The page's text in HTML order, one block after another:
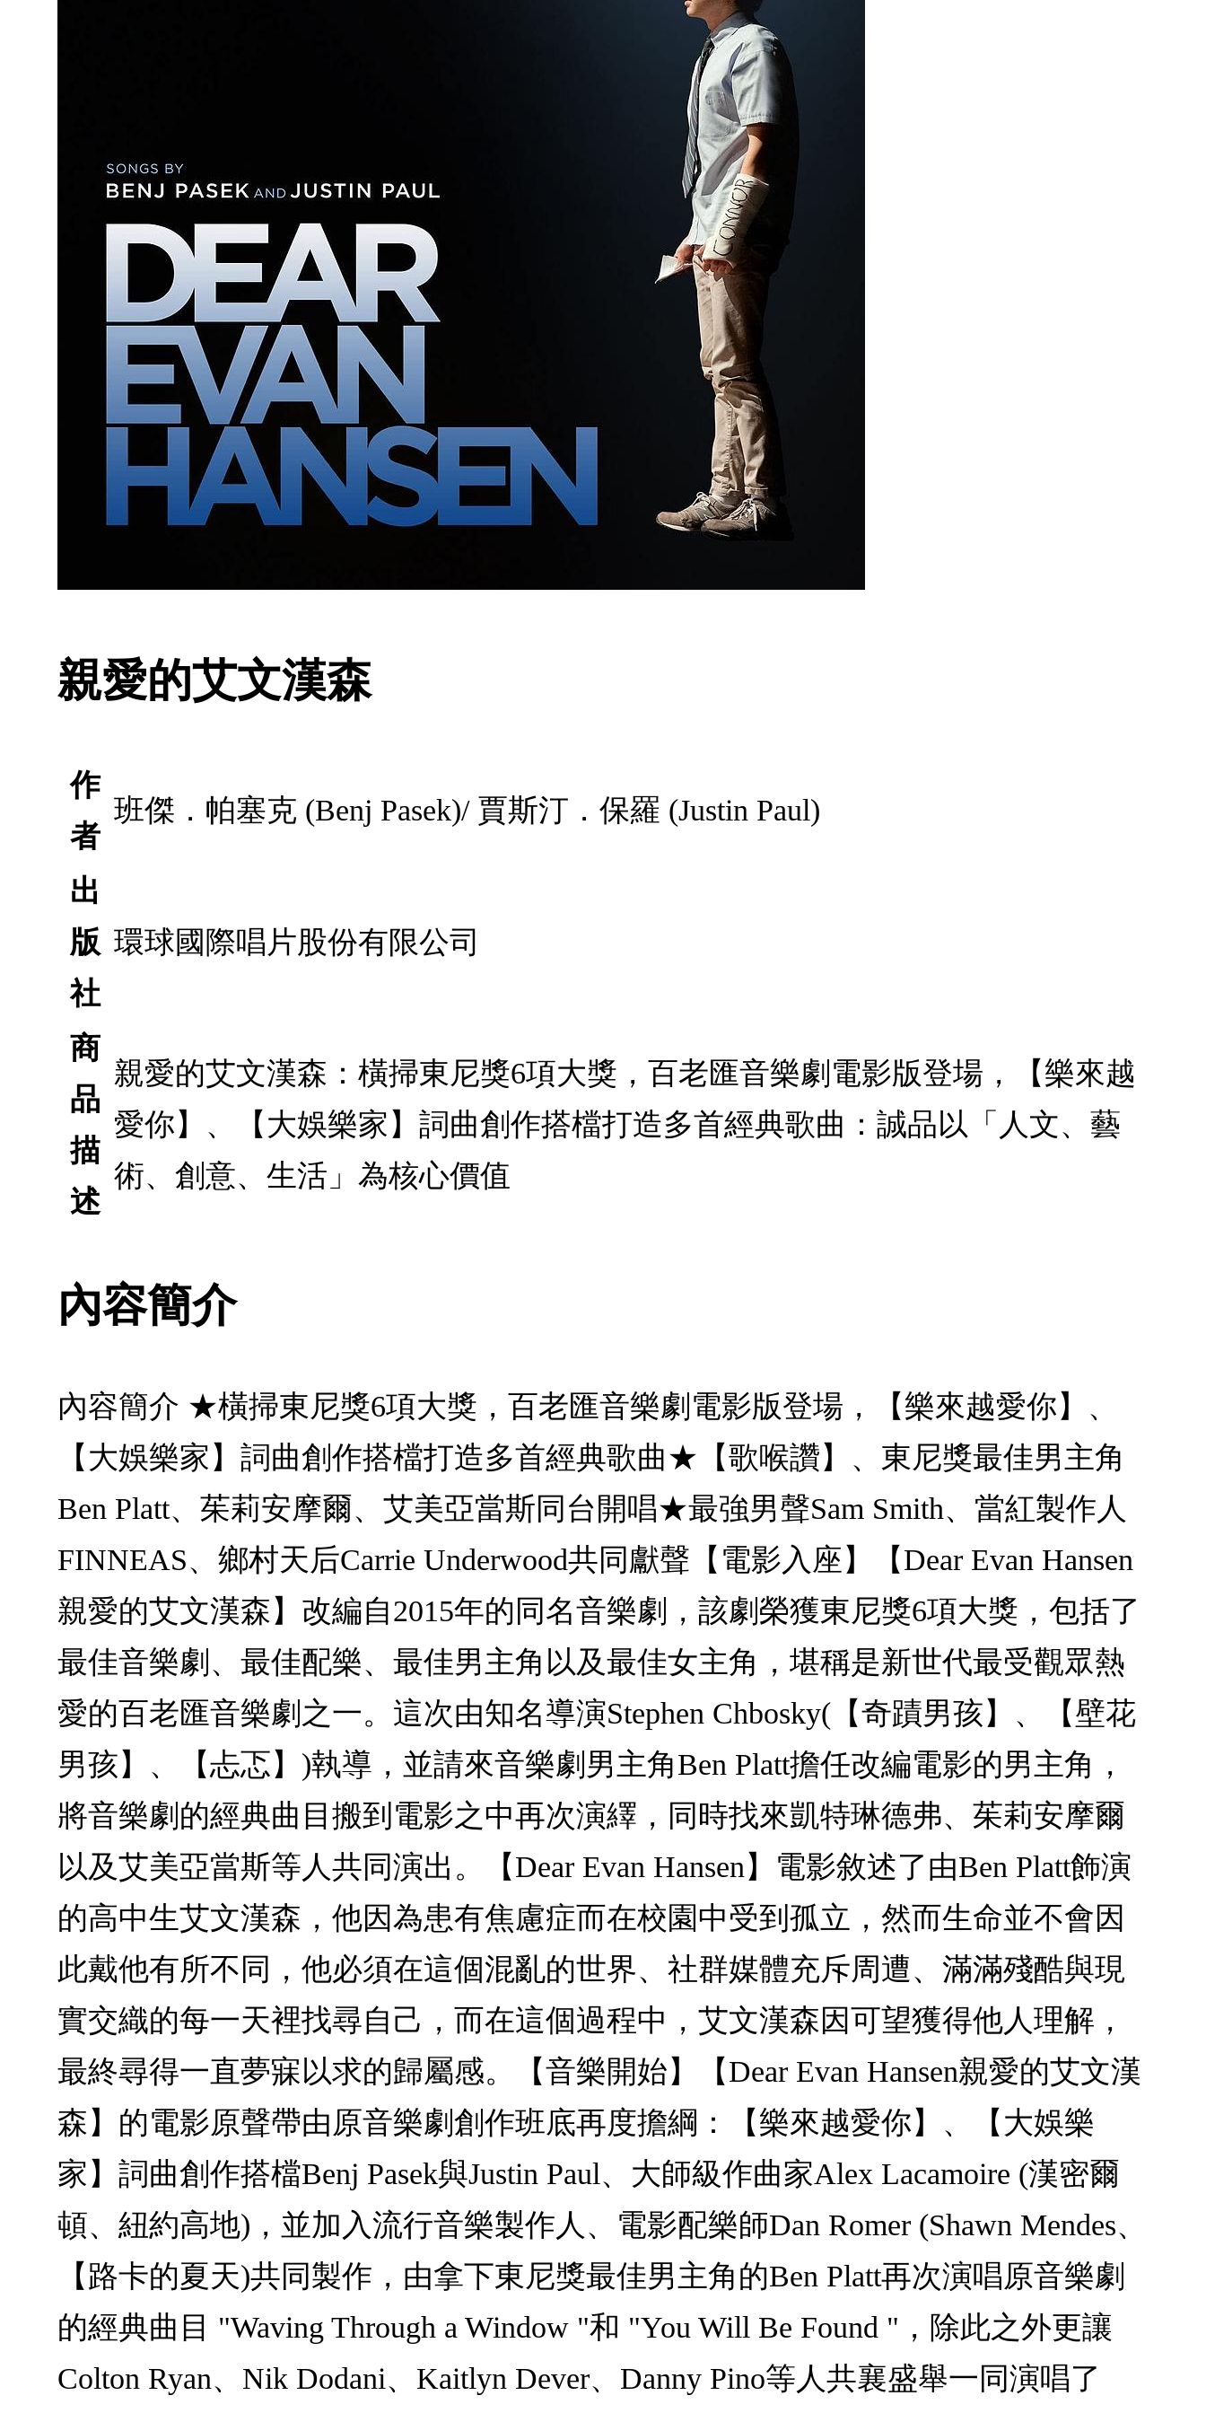
親愛的艾文漢森
作
者
班傑．帕塞克 (Benj Pasek)/ 賈斯汀．保羅 (Justin Paul)
出
版
社
環球國際唱片股份有限公司
商
品
描
述
親愛的艾文漢森：橫掃東尼獎6項大獎，百老匯音樂劇電影版登場，【樂來越
愛你】、【大娛樂家】詞曲創作搭檔打造多首經典歌曲：誠品以「人文、藝
術、創意、生活」為核心價值
內容簡介
內容簡介 ★橫掃東尼獎6項大獎，百老匯音樂劇電影版登場，【樂來越愛你】、
【大娛樂家】詞曲創作搭檔打造多首經典歌曲★【歌喉讚】、東尼獎最佳男主角
Ben Platt、茱莉安摩爾、艾美亞當斯同台開唱★最強男聲Sam Smith、當紅製作人
FINNEAS、鄉村天后Carrie Underwood共同獻聲【電影入座】【Dear Evan Hansen
親愛的艾文漢森】改編自2015年的同名音樂劇，該劇榮獲東尼獎6項大獎，包括了
最佳音樂劇、最佳配樂、最佳男主角以及最佳女主角，堪稱是新世代最受觀眾熱
愛的百老匯音樂劇之一。這次由知名導演Stephen Chbosky(【奇蹟男孩】、【壁花
男孩】、【忐忑】)執導，並請來音樂劇男主角Ben Platt擔任改編電影的男主角，
將音樂劇的經典曲目搬到電影之中再次演繹，同時找來凱特琳德弗、茱莉安摩爾
以及艾美亞當斯等人共同演出。【Dear Evan Hansen】電影敘述了由Ben Platt飾演
的高中生艾文漢森，他因為患有焦慮症而在校園中受到孤立，然而生命並不會因
此戴他有所不同，他必須在這個混亂的世界、社群媒體充斥周遭、滿滿殘酷與現
實交織的每一天裡找尋自己，而在這個過程中，艾文漢森因可望獲得他人理解，
最終尋得一直夢寐以求的歸屬感。【音樂開始】【Dear Evan Hansen親愛的艾文漢
森】的電影原聲帶由原音樂劇創作班底再度擔綱：【樂來越愛你】、【大娛樂
家】詞曲創作搭檔Benj Pasek與Justin Paul、大師級作曲家Alex Lacamoire (漢密爾
頓、紐約高地)，並加入流行音樂製作人、電影配樂師Dan Romer (Shawn Mendes、
【路卡的夏天)共同製作，由拿下東尼獎最佳男主角的Ben Platt再次演唱原音樂劇
的經典曲目 "Waving Through a Window "和 "You Will Be Found "，除此之外更讓
Colton Ryan、Nik Dodani、Kaitlyn Dever、Danny Pino等人共襄盛舉一同演唱了